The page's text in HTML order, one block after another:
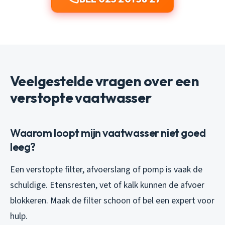
Veelgestelde vragen over een
verstopte vaatwasser
Waarom loopt mijn vaatwasser niet goed
leeg?
Een verstopte filter, afvoerslang of pomp is vaak de
schuldige. Etensresten, vet of kalk kunnen de afvoer
blokkeren. Maak de filter schoon of bel een expert voor
hulp.